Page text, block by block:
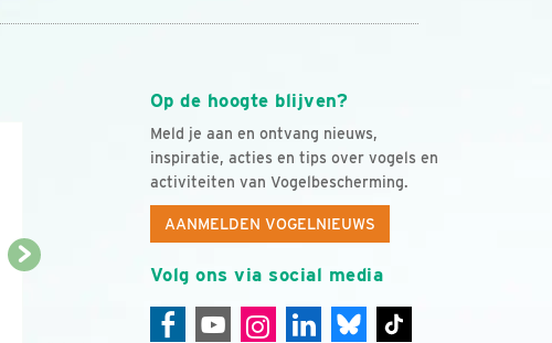
Op de hoogte blijven?
Meld je aan en ontvang nieuws,
inspiratie, acties en tips over vogels en
activiteiten van Vogelbescherming.
AANMELDEN VOGELNIEUWS
Volg ons via social media